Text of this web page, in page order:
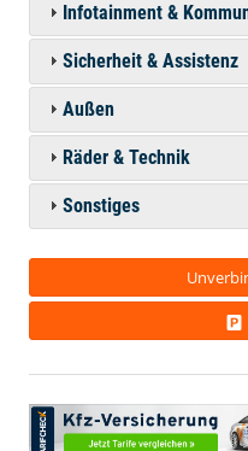
Infotainment &
Sicherheit & Assistenz
Außen
Räder & Technik
Sonstiges